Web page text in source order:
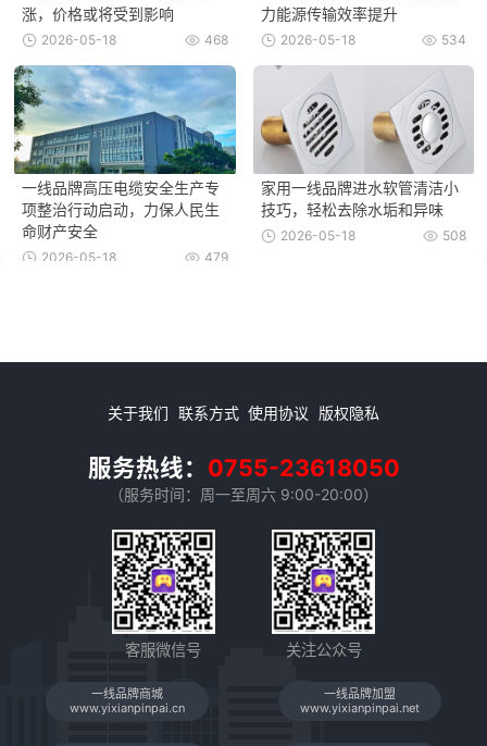
涨，价格或将受到影响
468
2026-05-18
力能源传输效率提升
534
2026-05-18
一线品牌高压电缆安全生产专
项整治行动启动，力保人民生
命财产安全
479
2026-05-18
家用一线品牌进水软管清洁小
技巧，轻松去除水垢和异味
508
2026-05-18
关于我们 联系方式 使用协议 版权隐私
服务热线： 0755-23618050
（服务时间：周一至周六 9:00-20:00）
客服微信号 关注公众号
一线品牌商城
www.yixianpinpai.cn
一线品牌加盟
www.yixianpinpai.net